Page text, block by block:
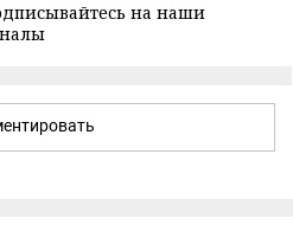
на наши